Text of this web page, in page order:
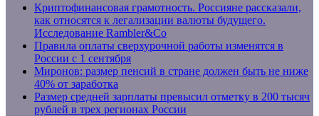
Криптофинансовая грамотность. Россияне рассказали,
как относятся к легализации валюты будущего.
Исследование Rambler&Co
Правила оплаты сверхурочной работы изменятся в
России с 1 сентября
Миронов: размер пенсий в стране должен быть не ниже
40% от заработка
Размер средней зарплаты превысил отметку в 200 тысяч
рублей в трех регионах России